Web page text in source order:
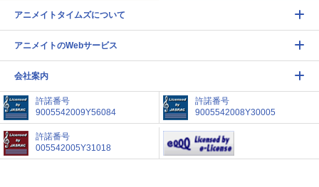
アニメイトタイムズについて
アニメイトのWebサービス
会社案内
許諾番号
9005542009Y56084
許諾番号
9005542008Y30005
許諾番号
005542005Y31018